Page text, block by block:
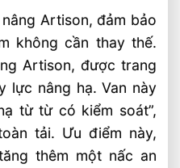
Artison, đảm bảo
không cần thay thế.
Artison, được trang
lực nâng hạ. Van này
từ từ có kiểm soát”,
tải. Ưu điểm này,
thêm một nấc an